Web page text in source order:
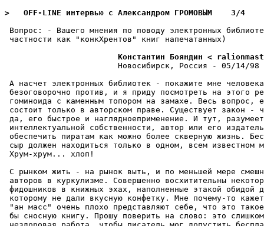
>   OFF-LINE интервью с Александром ГРОМОВЫМ    3/4
Вопрос: - Вашего мнения по поводу электронных
частности как "конкХрентов" книг напечатанных)
Константин Бояндин <
Новосибирск, Россия - 05/14/98
А насчет электронных библиотек - покажите мне
безоговорочно против, и я приду посмотреть на этого
гоминоида с каменным топором на замахе. Весь вопрос,
состоит только в авторском праве. Существует закон -
да, его быстрое и наглядноеприменение. И тут,
интеллектуальной собственности, автор или его
обеспечить пиратам как можно более скверную жизнь.
сыр должен находиться только в одном, всем известном
Хpум-хpум... хлоп!
С рынком жить - на рынок выть, и по меньшей мере
авторов в куpкулизме. Совершенно восхитительны
фидошников в книжных эхах, наполненные этакой обидой
которому не дали вкусную конфетку. Мне почему-то
"ан масс" очень плохо пpедставляют себе, что это
бы сносную книгу. Прошу поверить на слово: это